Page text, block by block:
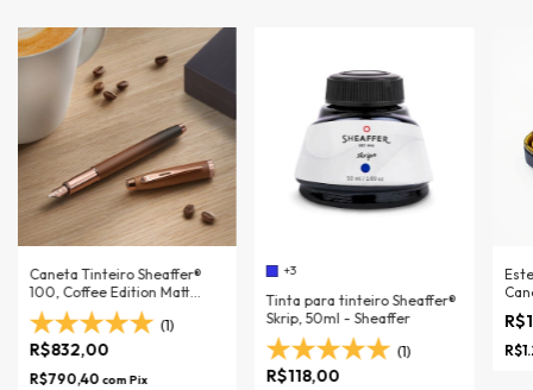
Caneta Tinteiro Sheaffer®
100, Coffee Edition Matt
Brown - Sheaffer
(1)
R$832,00
R$790,40 com Pix
+3
Tinta para tinteiro Sheaffer®
Skrip, 50ml - Sheaffer
(1)
R$118,00
Blue